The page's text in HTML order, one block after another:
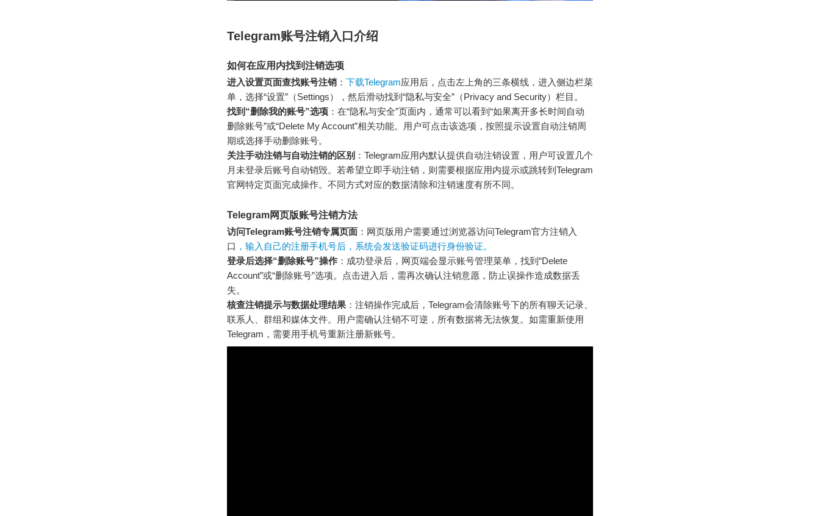
Telegram账号注销入口介绍
如何在应用内找到注销选项
进入设置页面查找账号注销 ： 下载Telegram应用后，点击左上角的三条横线，进入侧边栏菜
单，选择“设置”（Settings），然后滑动找到“隐私与安全”（Privacy and Security）栏目。
找到“删除我的账号”选项 ：在“隐私与安全”页面内，通常可以看到“如果离开多长时间自动
删除账号”或“Delete My Account”相关功能。用户可点击该选项，按照提示设置自动注销周
期或选择手动删除账号。
关注手动注销与自动注销的区别 ：Telegram应用内默认提供自动注销设置，用户可设置几个
月未登录后账号自动销毁。若希望立即手动注销，则需要根据应用内提示或跳转到Telegram
官网特定页面完成操作。不同方式对应的数据清除和注销速度有所不同。
Telegram网页版账号注销方法
访问Telegram账号注销专属页面 ：网页版用户需要通过浏览器访问Telegram官方注销入
口 ，输入自己的注册手机号后，系统会发送验证码进行身份验证。
登录后选择“删除账号”操作 ：成功登录后，网页端会显示账号管理菜单，找到“Delete
Account”或“删除账号”选项。点击进入后，需再次确认注销意愿，防止误操作造成数据丢
失。
核查注销提示与数据处理结果 ：注销操作完成后，Telegram会清除账号下的所有聊天记录、
联系人、群组和媒体文件。用户需确认注销不可逆，所有数据将无法恢复。如需重新使用
Telegram，需要用手机号重新注册新账号。